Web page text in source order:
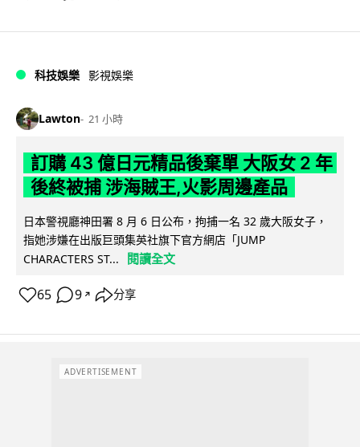
科技娛樂 影視娛樂
Lawton 21 小時
訂購 43 億日元精品後棄單 大阪女 2 年
後終被捕 涉海賊王,火影周邊產品
日本警視廳神田署 8 月 6 日公布，拘捕一名 32 歲大阪女子，
指她涉嫌在出版巨頭集英社旗下官方網店「JUMP
CHARACTERS ST...
閱讀全文
65 9 ↗ 分享
ADVERTISEMENT